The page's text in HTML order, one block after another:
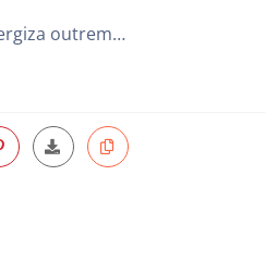
outrem…